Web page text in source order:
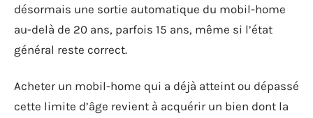
désormais une sortie automatique du mobil-home
au-delà de 20 ans, parfois 15 ans, même si l’état
général reste correct.
Acheter un mobil-home qui a déjà atteint ou dépassé
cette limite d’âge revient à acquérir un bien dont la